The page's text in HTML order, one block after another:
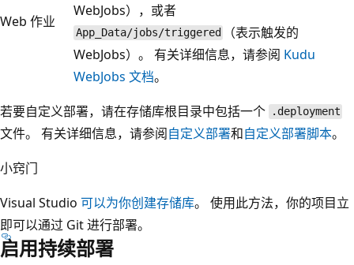
Web 作业
WebJobs），或者
App_Data/jobs/triggered
（表示触发的
WebJobs）。 有关详细信息，请参阅 Kudu
WebJobs 文档。
若要自定义部署，请在存储库根目录中包括一个
.deployment
文件。 有关详细信息，请参阅自定义部署和自定义部署脚本。
小窍门
Visual Studio 可以为你创建存储库。 使用此方法，你的项目立
即可以通过 Git 进行部署。
启用持续部署